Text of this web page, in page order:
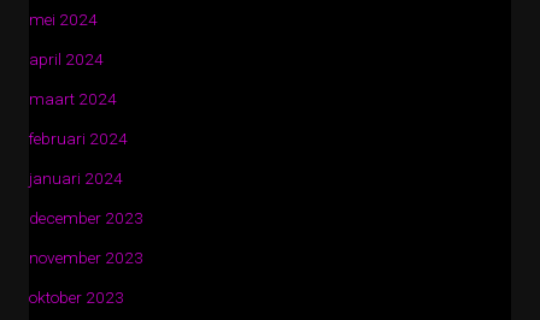
mei 2024
april 2024
maart 2024
februari 2024
januari 2024
december 2023
november 2023
oktober 2023